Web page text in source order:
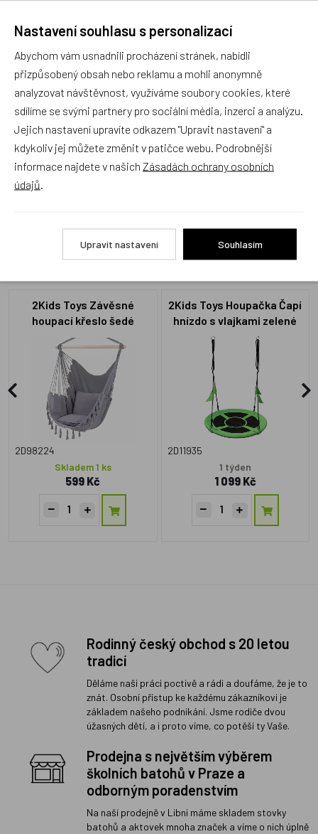
Recenze
produkt ohodnotí!
Přidat hodnocení
Alternativní zboží
2Kids Toys Závěsné
houpací křeslo šedé
2D98224
Skladem 1 ks
599 Kč
2Kids Toys Houpačka Čapí
hnízdo s vlajkami zelené
2D11935
1 týden
1 099 Kč
Rodinný český obchod s 20 letou
tradicí
Děláme naši práci poctivě a rádi a doufáme, že je to
znát. Osobní přístup ke každému zákazníkovi je
základem našeho podnikání. Jsme rodiče dvou
úžasných dětí, a i proto víme, co potěší ty Vaše.
Prodejna s největším výběrem
školních batohů v Praze a
odborným poradenstvím
Na naší prodejně v Libni máme skladem stovky
batohů a aktovek mnoha značek a víme o nich úplně
Nastavení souhlasu s personalizací
Abychom vám usnadnili procházení stránek, nabídli
přizpůsobený obsah nebo reklamu a mohli anonymně
analyzovat návštěvnost, využíváme soubory cookies, které
sdílíme se svými partnery pro sociální média, inzerci a analýzu.
Jejich nastavení upravíte odkazem "Upravit nastavení" a
kdykoliv jej můžete změnit v patičce webu. Podrobnější
informace najdete v našich Zásadách ochrany osobních
údajů
Upravit nastavení Souhlasím